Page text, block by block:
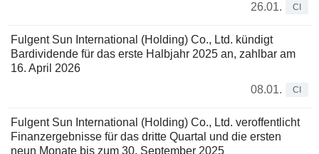
26.01.
CI
Fulgent Sun International (Holding) Co., Ltd. kündigt
Bardividende für das erste Halbjahr 2025 an, zahlbar am
16. April 2026
08.01.
CI
Fulgent Sun International (Holding) Co., Ltd. veroffentlicht
Finanzergebnisse für das dritte Quartal und die ersten
neun Monate bis zum 30. September 2025